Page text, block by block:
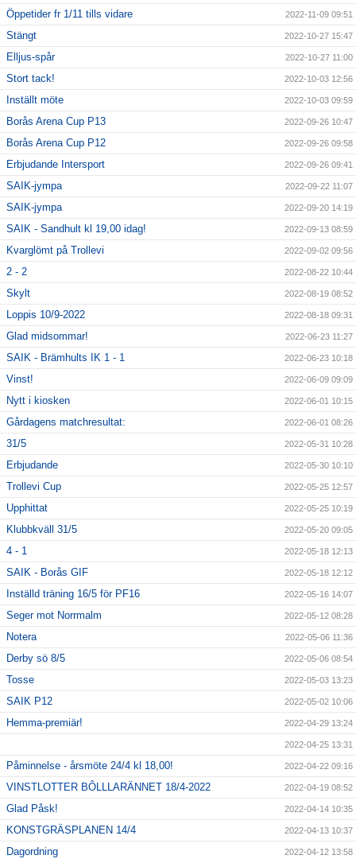
Öppetider fr 1/11 tills vidare 2022-11-09 09:51
Stängt 2022-10-27 15:47
Elljus-spår 2022-10-27 11:00
Stort tack! 2022-10-03 12:56
Inställt möte 2022-10-03 09:59
Borås Arena Cup P13 2022-09-26 10:47
Borås Arena Cup P12 2022-09-26 09:58
Erbjudande Intersport 2022-09-26 09:41
SAIK-jympa 2022-09-22 11:07
SAIK-jympa 2022-09-20 14:19
SAIK - Sandhult kl 19,00 idag! 2022-09-13 08:59
Kvarglömt på Trollevi 2022-09-02 09:56
2 - 2 2022-08-22 10:44
Skylt 2022-08-19 08:52
Loppis 10/9-2022 2022-08-18 09:31
Glad midsommar! 2022-06-23 11:27
SAIK - Brämhults IK 1 - 1 2022-06-23 10:18
Vinst! 2022-06-09 09:09
Nytt i kiosken 2022-06-01 10:15
Gårdagens matchresultat: 2022-06-01 08:26
31/5 2022-05-31 10:28
Erbjudande 2022-05-30 10:10
Trollevi Cup 2022-05-25 12:57
Upphittat 2022-05-25 10:19
Klubbkväll 31/5 2022-05-20 09:05
4 - 1 2022-05-18 12:13
SAIK - Borås GIF 2022-05-18 12:12
Inställd träning 16/5 för PF16 2022-05-16 14:07
Seger mot Norrmalm 2022-05-12 08:28
Notera 2022-05-06 11:36
Derby sö 8/5 2022-05-06 08:54
Tosse 2022-05-03 13:23
SAIK P12 2022-05-02 10:06
Hemma-premiär! 2022-04-29 13:24
2022-04-25 13:31
Påminnelse - årsmöte 24/4 kl 18,00! 2022-04-22 09:16
VINSTLOTTER BÔLLLARÄNNET 18/4-2022 2022-04-19 08:52
Glad Påsk! 2022-04-14 10:35
KONSTGRÄSPLANEN 14/4 2022-04-13 10:37
Dagordning 2022-04-12 13:58